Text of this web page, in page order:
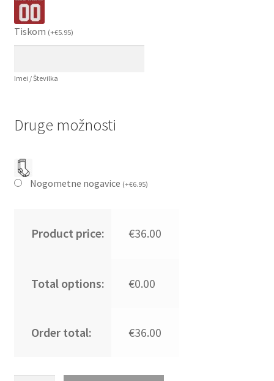
Tiskom (+€5.95)
Imei / Številka
Druge možnosti
Nogometne nogavice (+€6.95)
Product price: €36.00
Total options: €0.00
Order total: €36.00